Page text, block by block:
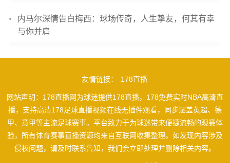
内马尔深情告白梅西：球场传奇，人生挚友，何其有幸
与你并肩
友情链接： 178直播
网站声明：178直播网为球迷提供178直播，178免费实时NBA高清直
播，支持高清178足球直播视频在线无插件观看，同步涵盖英超、德
甲、意甲等主流足球赛事。平台致力于为球迷带来便捷流畅的观赛体
验，所有体育赛事直播资源均来自互联网收集整理。如发现内容涉及
侵权问题，请及时联系告知，我们会立即处理并删除相关内容。